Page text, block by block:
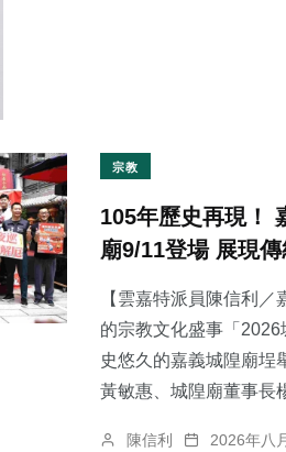
宗教
105年歷史再現！
廟9/11登場 展現
【雲嘉特派員陳信利
的宗教文化盛事「
史悠久的嘉義城隍廟
黃敏惠、城隍廟董事長
陳信利 2026年八